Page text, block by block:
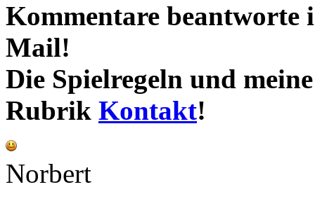
Kommentare beantworte
Mail!
Die Spielregeln und
Rubrik Kontakt!
Norbert